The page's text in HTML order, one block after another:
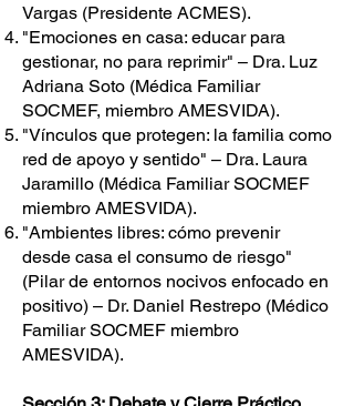
Vargas (Presidente ACMES).
"Emociones en casa: educar para
gestionar, no para reprimir" – Dra. Luz
Adriana Soto (Médica Familiar
SOCMEF, miembro AMESVIDA).
"Vínculos que protegen: la familia como
red de apoyo y sentido" – Dra. Laura
Jaramillo (Médica Familiar SOCMEF
miembro AMESVIDA).
"Ambientes libres: cómo prevenir
desde casa el consumo de riesgo"
(Pilar de entornos nocivos enfocado en
positivo) – Dr. Daniel Restrepo (Médico
Familiar SOCMEF miembro
AMESVIDA).